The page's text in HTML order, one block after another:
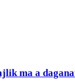
ma a